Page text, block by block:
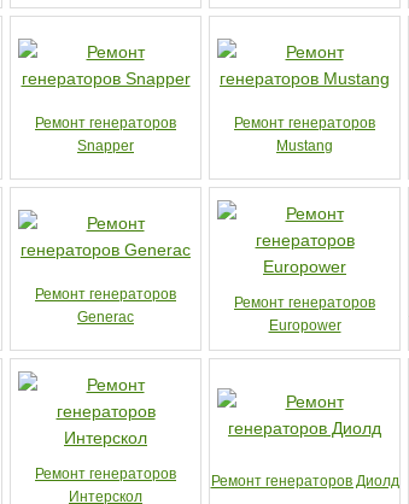
Ремонт генераторов
Snapper
Ремонт генераторов
Mustang
Ремонт генераторов
Generac
Ремонт генераторов
Europower
Ремонт генераторов
Интерскол
Ремонт генераторов Диолд